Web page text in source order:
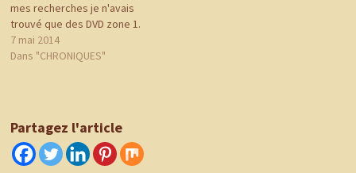
mes recherches je n'avais
trouvé que des DVD zone 1.
The Whole Wide World est un
film de 1996 qui raconte la
7 mai 2014
Dans "CHRONIQUES"
Partagez l'article